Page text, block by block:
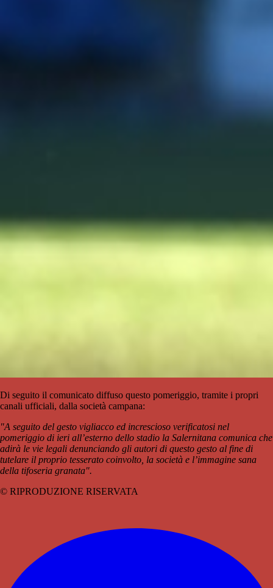
Di seguito il comunicato diffuso questo pomeriggio, tramite i propri
canali ufficiali, dalla società campana:
"A seguito del gesto vigliacco ed increscioso verificatosi nel
pomeriggio di ieri all’esterno dello stadio la Salernitana comunica che
adirà le vie legali denunciando gli autori di questo gesto al fine di
tutelare il proprio tesserato coinvolto, la società e l’immagine sana
della tifoseria granata".
© RIPRODUZIONE RISERVATA